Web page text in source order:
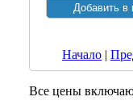
Начало |
Все цены